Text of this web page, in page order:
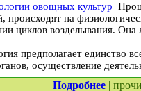
происходят на
циклов возделывания.
предполагает единство
осуществление
Подробнее |